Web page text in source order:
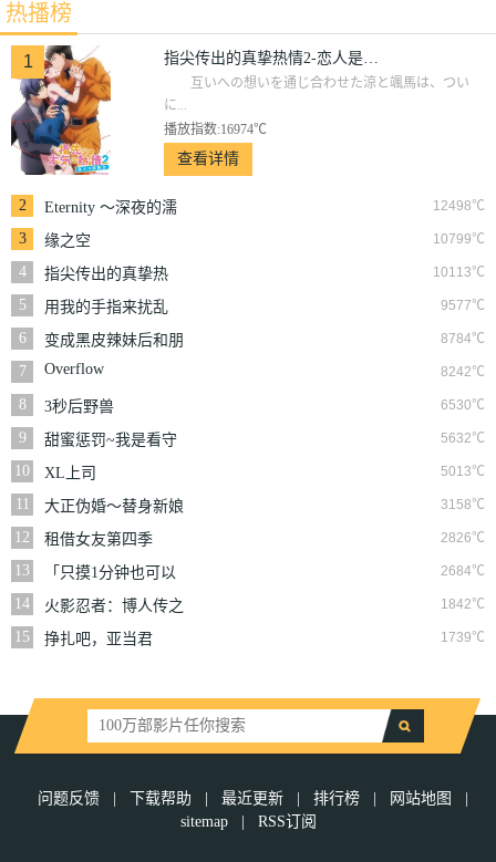
竹马是消防
员-
人的沙龙…～
热播榜
1 指尖传出的真挚热情2-恋人是消防员-
互いへの想いを通じ合わせた涼と颯馬は、つい
に...
播放指数:16974℃
查看详情
2 12498℃
Eternity ～深夜的濡
恋频道♡～
3 10799℃
缘之空
4
10113℃
指尖传出的真挚热
情-青梅竹马是消防
员-
5 9577℃
用我的手指来扰乱
吧。～在打烊后仅剩
两人的沙龙…～
6 8784℃
变成黑皮辣妹后和朋
友做了
7 8242℃
Overflow
8 6530℃
3秒后野兽
9
5632℃
甜蜜惩罚~我是看守
专用宠物
10 5013℃
XL上司
11
3158℃
大正伪婚～替身新娘
与军服的猛爱
12 2826℃
租借女友第四季
13
2684℃
「只摸1分钟也可以
哦…」共享房屋的秘
密规则。
14 1842℃
火影忍者：博人传之
次世代继承者
15 1739℃
挣扎吧，亚当君
问题反馈 下载帮助 最近更新 排行榜 网站地图
sitemap
RSS订阅